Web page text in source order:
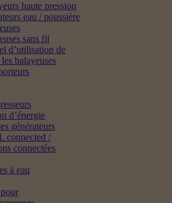
haute pression
eau / poussière
sans fil
d’utilisation de
balayeuses
d’énergie
générateurs
connected /
connectées
à eau